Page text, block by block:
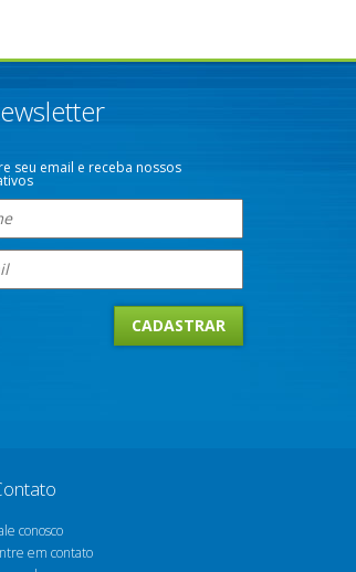
seu email e receba nossos
conosco
em contato